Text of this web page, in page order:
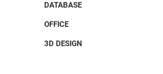
DATABASE
OFFICE
3D DESIGN